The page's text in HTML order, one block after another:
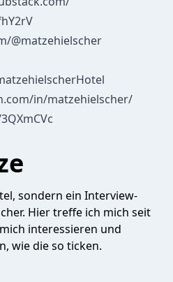
@matzehielscher
in/matzehielscher/
sondern ein Interview-
Hier treffe ich mich seit
interessieren und
wie die so ticken.